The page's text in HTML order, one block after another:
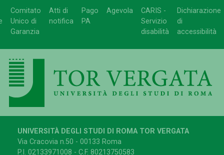
Comitato
Unico di
Garanzia
Atti di
notifica
Pago
PA
Agevola
CARIS -
Servizio
disabilità
Dichiarazione
di
accessibilità
UNIVERSITÀ DEGLI STUDI DI ROMA TOR VERGATA
Via Cracovia n.50 - 00133 Roma
P.I. 02133971008 - C.F. 80213750583